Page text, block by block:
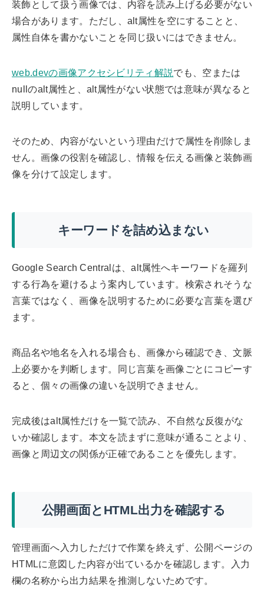
装飾として扱う画像では、内容を読み上げる必要がない
場合があります。ただし、alt属性を空にすることと、
属性自体を書かないことを同じ扱いにはできません。
web.devの画像アクセシビリティ解説でも、空または
nullのalt属性と、alt属性がない状態では意味が異なると
説明しています。
そのため、内容がないという理由だけで属性を削除しま
せん。画像の役割を確認し、情報を伝える画像と装飾画
像を分けて設定します。
キーワードを詰め込まない
Google Search Centralは、alt属性へキーワードを羅列
する行為を避けるよう案内しています。検索されそうな
言葉ではなく、画像を説明するために必要な言葉を選び
ます。
商品名や地名を入れる場合も、画像から確認でき、文脈
上必要かを判断します。同じ言葉を画像ごとにコピーす
ると、個々の画像の違いを説明できません。
完成後はalt属性だけを一覧で読み、不自然な反復がな
いか確認します。本文を読まずに意味が通ることより、
画像と周辺文の関係が正確であることを優先します。
公開画面とHTML出力を確認する
管理画面へ入力しただけで作業を終えず、公開ページの
HTMLに意図した内容が出ているかを確認します。入力
欄の名称から出力結果を推測しないためです。